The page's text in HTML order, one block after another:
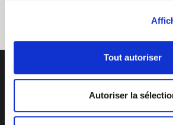
Tout autoriser
Autoriser la